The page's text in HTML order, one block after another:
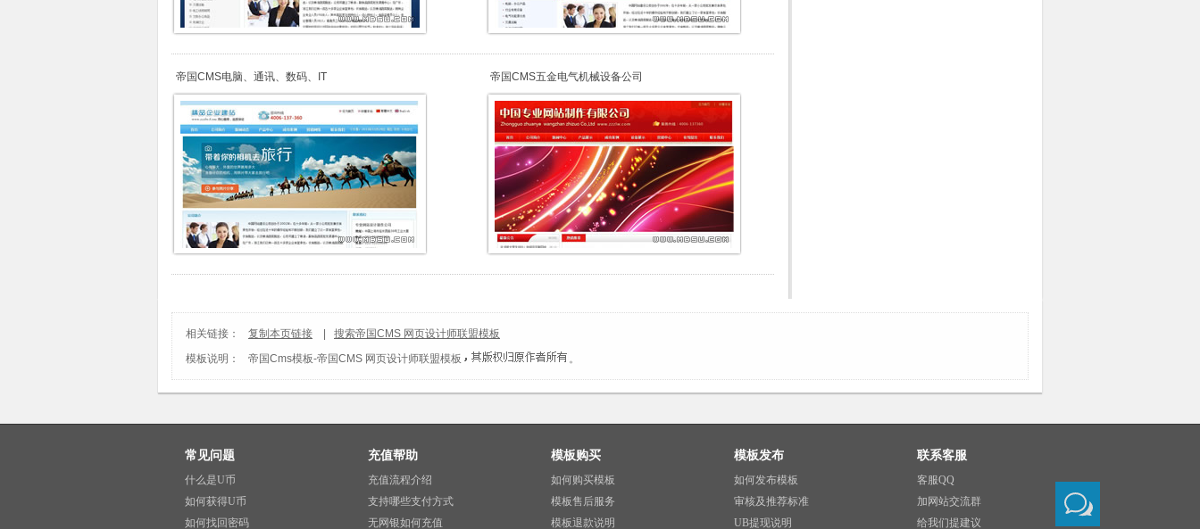
帝国CMS电脑、通讯、数码、IT 帝国CMS五金电气机械设备公司
相关链接： 复制本页链接
搜索帝国CMS 网页设计师联盟模板
模板说明：
帝国Cms模板-帝国CMS 网页设计师联盟模板 。
常见问题
什么是U币
如何获得U币
如何找回密码
充值帮助
充值流程介绍
支持哪些支付方式
无网银如何充值
模板购买
如何购买模板
模板售后服务
模板退款说明
模板发布
如何发布模板
审核及推荐标准
UB提现说明
联系客服
客服QQ
加网站交流群
给我们提建议